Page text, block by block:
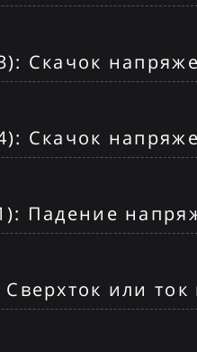
Скачок
Скачок
Падение
или